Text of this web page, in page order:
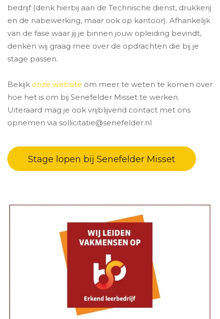
bedrijf (denk hierbij aan de Technische dienst, drukkerij
en de nabewerking, maar ook op kantoor). Afhankelijk
van de fase waar jij je binnen jouw opleiding bevindt,
denken wij graag mee over de opdrachten die bij je
stage passen.
Bekijk onze website om meer te weten te komen over
hoe het is om bij Senefelder Misset te werken.
Uiteraard mag je ook vrijblijvend contact met ons
opnemen via sollicitatie@senefelder.nl
Stage lopen bij Senefelder Misset